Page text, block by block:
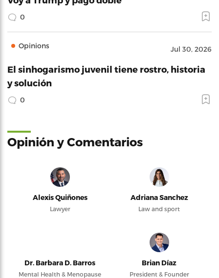
0
Opinions Jul 30, 2026
El sinhogarismo juvenil tiene rostro, historia
y solución
0
Opinión y Comentarios
Alexis Quiñones
Lawyer
Adriana Sanchez
Law and sport
Dr. Barbara D. Barros
Mental Health & Menopause
Brian Díaz
President & Founder